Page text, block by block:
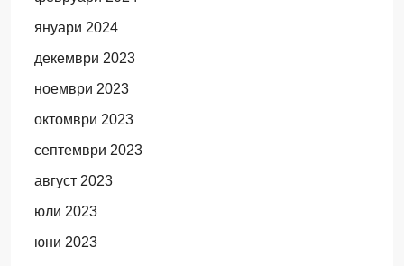
януари 2024
декември 2023
ноември 2023
октомври 2023
септември 2023
август 2023
юли 2023
юни 2023